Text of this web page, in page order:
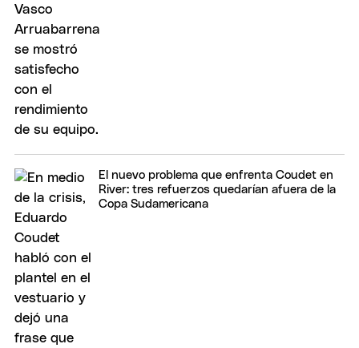
El nuevo problema que enfrenta Coudet en
River: tres refuerzos quedarían afuera de la
Copa Sudamericana